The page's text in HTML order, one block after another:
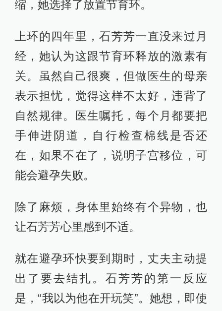
缩，她选择了放置节育环。
上环的四年里，石芳芳一直没来过月
经，她认为这跟节育环释放的激素有
关。虽然自己很爽，但做医生的母亲
表示担忧，觉得这样不太好，违背了
自然规律。医生嘱托，每个月都要把
手伸进阴道，自行检查棉线是否还
在，如果不在了，说明子宫移位，可
能会避孕失败。
除了麻烦，身体里始终有个异物，也
让石芳芳心里感到不适。
就在避孕环快要到期时，丈夫主动提
出了要去结扎。石芳芳的第一反应
是，“我以为他在开玩笑”。她想，即使